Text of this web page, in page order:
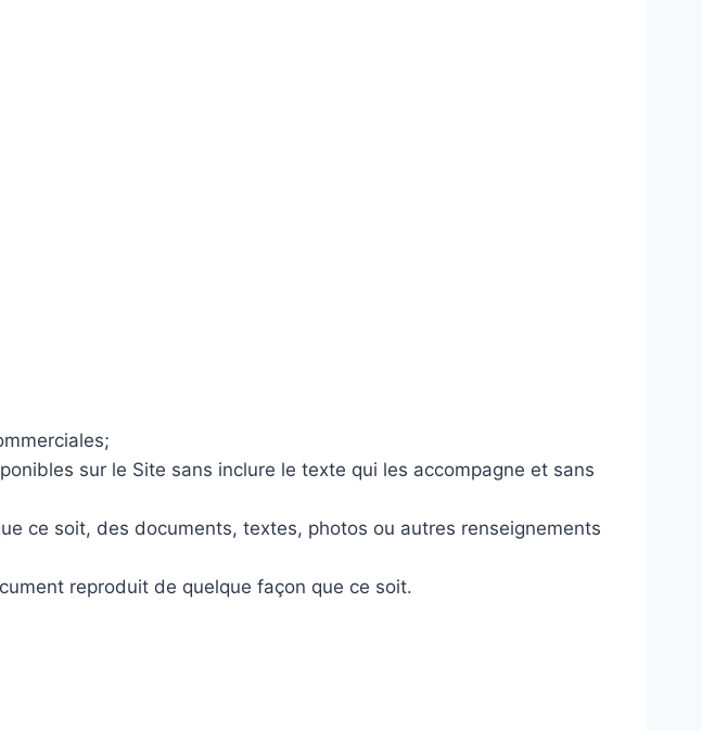
sur le Site sans inclure le texte qui les accompagne et sans
ce soit, des documents, textes, photos ou autres renseignements
reproduit de quelque façon que ce soit.